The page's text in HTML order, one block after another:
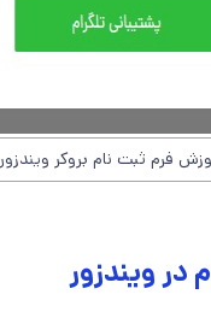
فرم ثبت نام بروکر ویندزور
ویندزور